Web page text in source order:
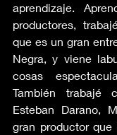
aprendizaje.
productores,
que es un gran
Negra, y viene
cosas
También trabajé
Esteban Darano,
gran productor